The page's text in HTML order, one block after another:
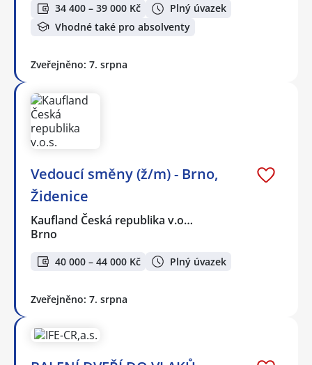
34 400 – 39 000 Kč
Plný úvazek
Vhodné také pro absolventy
Zveřejněno: 7. srpna
Vedoucí směny (ž/m) - Brno,
Židenice
Kaufland Česká republika v.o…
Brno
40 000 – 44 000 Kč Plný úvazek
Zveřejněno: 7. srpna